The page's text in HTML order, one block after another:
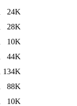
24K
28K
10K
44K
134K
88K
10K